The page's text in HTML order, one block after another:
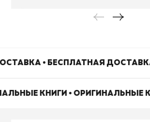
• БЕСПЛАТНАЯ
КНИГИ • ОРИГИНАЛЬНЫЕ